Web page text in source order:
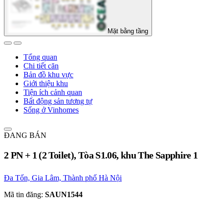
Mặt bằng tầng
Tổng quan
Chi tiết căn
Bản đồ khu vực
Giới thiệu khu
Tiện ích cảnh quan
Bất động sản tương tự
Sống ở Vinhomes
ĐANG BÁN
2 PN + 1 (2 Toilet), Tòa S1.06, khu The Sapphire 1
Đa Tốn, Gia Lâm, Thành phố Hà Nội
Mã tin đăng: SAUN1544